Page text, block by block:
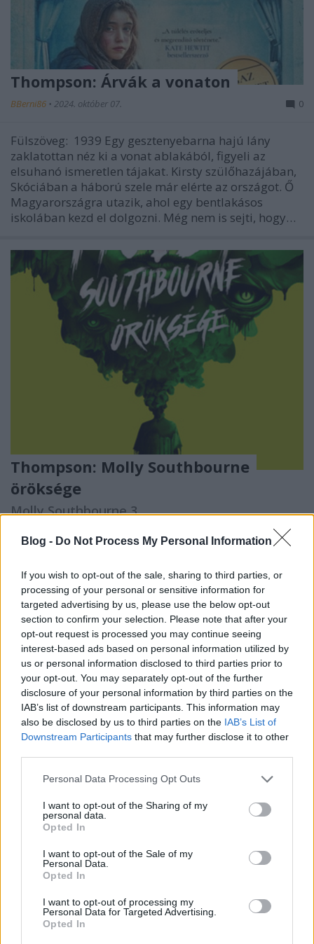
Blog - Do Not Process My Personal Information
If you wish to opt-out of the sale, sharing to third parties, or
processing of your personal or sensitive information for
targeted advertising by us, please use the below opt-out
section to confirm your selection. Please note that after your
opt-out request is processed you may continue seeing
interest-based ads based on personal information utilized by
us or personal information disclosed to third parties prior to
your opt-out. You may separately opt-out of the further
disclosure of your personal information by third parties on the
IAB’s list of downstream participants. This information may
also be disclosed by us to third parties on the IAB’s List of
Downstream Participants that may further disclose it to other
Please note that this website/app uses one or more Google
not limited to your visit or usage behaviour. You may click to
grant or deny consent to Google and its third-party tags to
use your data for below specified purposes in below Google
consent section.
Personal Data Processing Opt Outs
I want to opt-out of the Sharing of my
personal data.
Opted In
I want to opt-out of the Sale of my
Personal Data.
Opted In
I want to opt-out of processing my
Personal Data for Targeted Advertising.
Opted In
Thompson: Árvák a vonaton
BBerni86 • 2024. október 07. 0
Fülszöveg: 1939 Egy gesztenyebarna hajú lány
zaklatottan néz ki a vonat ablakából, figyeli az
elsuhanó ismeretlen tájakat. Kirsty szülőhazájában,
Skóciában a háború szele már elérte az országot. Ő
Magyarországra utazik, ahol egy bentlakásos
iskolában kezd el dolgozni. Még nem is sejti, hogy…
Thompson: Molly Southbourne
öröksége
Molly Southbourne 3.
a véréből egy gyilkos született. Halálos másolatok,
akik azért jöttek e világra, hogy elpusztítsák
alkotójukat. Miután elérték céljukat, a biztonság és a
béke reményében összefognak: az utolsó mollyk
közös otthont építenek, abban bízva, hogy…
feltámadása